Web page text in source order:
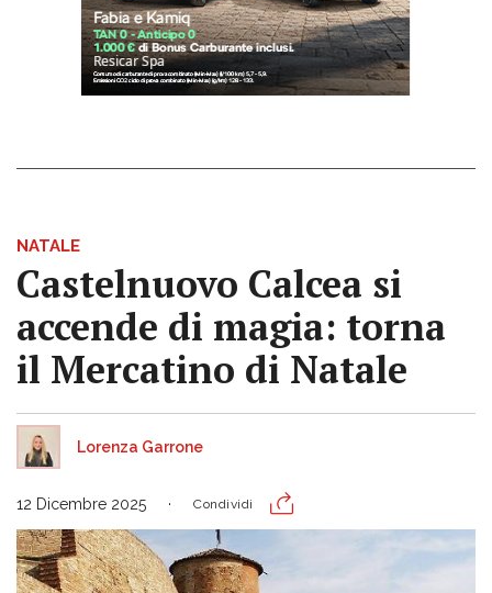
NATALE
Castelnuovo Calcea si
accende di magia: torna
il Mercatino di Natale
Lorenza Garrone
12 Dicembre 2025 Condividi